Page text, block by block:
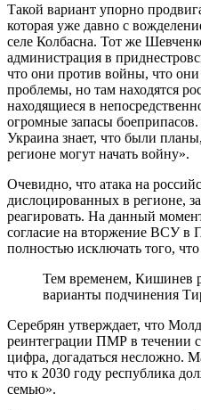
Такой вариант упорно
которая уже давно с
селе Колбасна. Тот же
администрация в
что они против войны, что
проблемы, но там находятся
находящиеся в
огромные запасы
Украина знает, что были
регионе могут начать войну».
Очевидно, что атака на
дислоцированных в регионе,
реагировать. На данный
согласие на вторжение ВСУ в
полностью исключать того,
Тем временем, Кишинев
варианты подчинения
Серебрян утверждает, что
реинтеграции ПМР в течении
цифра, догадаться несложно.
что к 2030 году республика
семью».